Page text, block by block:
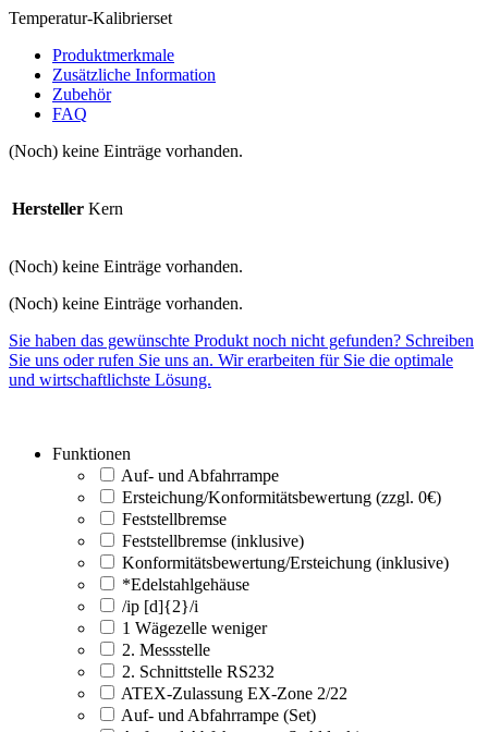
Temperatur-Kalibrierset
Produktmerkmale
Zusätzliche Information
Zubehör
FAQ
(Noch) keine Einträge vorhanden.
Hersteller Kern
(Noch) keine Einträge vorhanden.
(Noch) keine Einträge vorhanden.
Sie haben das gewünschte Produkt noch nicht gefunden? Schreiben
Sie uns oder rufen Sie uns an. Wir erarbeiten für Sie die optimale
und wirtschaftlichste Lösung.
Funktionen
Auf- und Abfahrrampe
Ersteichung/Konformitätsbewertung (zzgl. 0€)
Feststellbremse
Feststellbremse (inklusive)
Konformitätsbewertung/Ersteichung (inklusive)
*Edelstahlgehäuse
/ip [d]{2}/i
1 Wägezelle weniger
2. Messstelle
2. Schnittstelle RS232
ATEX-Zulassung EX-Zone 2/22
Auf- und Abfahrrampe (Set)